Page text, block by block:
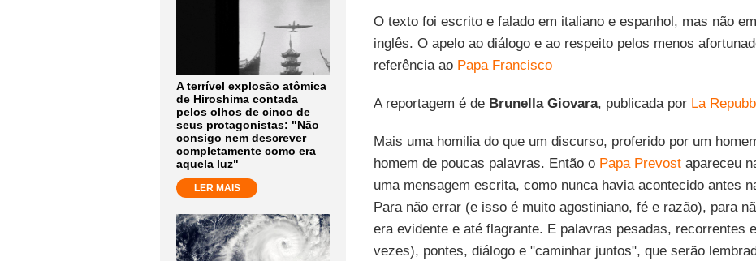
A terrível explosão atômica
de Hiroshima contada
pelos olhos de cinco de
seus protagonistas: "Não
consigo nem descrever
completamente como era
aquela luz"
LER MAIS
O texto foi escrito e falado em italiano e espanhol, mas não
inglês. O apelo ao diálogo e ao respeito pelos menos
referência ao Papa Francisco
A reportagem é de Brunella Giovara, publicada por La
Mais uma homilia do que um discurso, proferido por um
homem de poucas palavras. Então o Papa Prevostapareceu
uma mensagem escrita, como nunca havia acontecido antes
Para não errar (e isso é muito agostiniano, fé e razão), para
era evidente e até flagrante. E palavras pesadas, recorrentes
vezes), pontes, diálogo e "caminhar juntos", que serão